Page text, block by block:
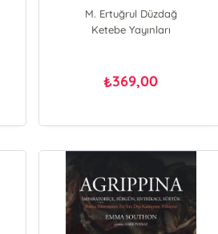
M. Ertuğrul Düzdağ
Ketebe Yayınları
₺369,00